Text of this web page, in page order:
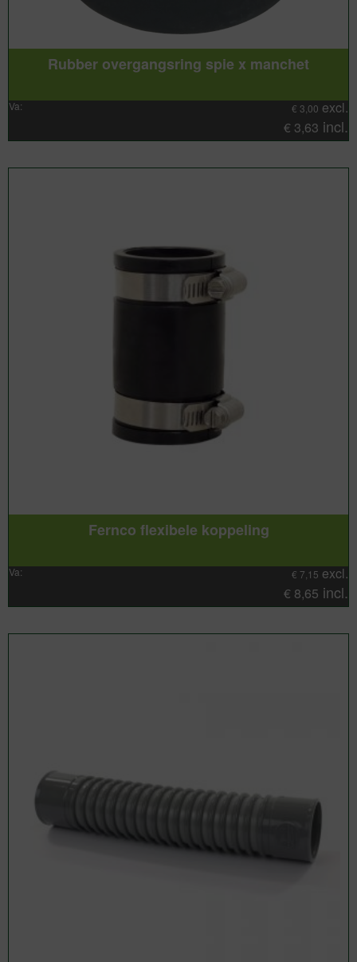
Rubber overgangsring spie x manchet
Va: € 3,00 excl.
€ 3,63 incl.
Fernco flexibele koppeling
Va: € 7,15 excl.
€ 8,65 incl.